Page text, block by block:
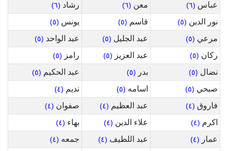
عباس (٦) معن (٦) رشاد (٦)
نور الدين (٥) قاسم (٥) يونس (٥)
مرعي (٥) عبد الجليل (٥) عبد الواحد (٥)
ركان (٥) عبد العزيز (٥) رامز (٥)
نضال (٥) بدر (٥) عبد الحكيم (٥)
صبحي (٥) اسامه (٥) نديم (٤)
فاروق (٤) عبد العظيم (٤) صفوان (٤)
اكرم (٤) علاء الدين (٤) بهاء (٤)
عمار (٤) عبد اللطيف (٤) جمعه (٤)